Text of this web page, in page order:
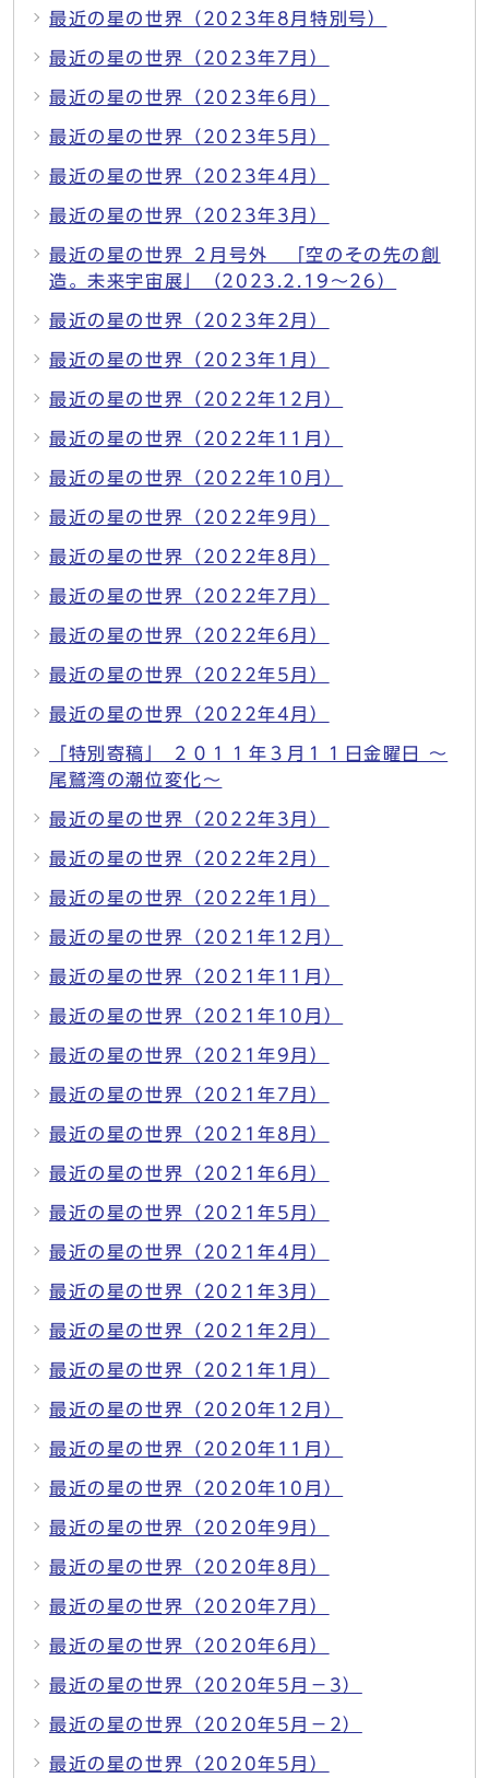
最近の星の世界（2023年8月特別号）
最近の星の世界（2023年7月）
最近の星の世界（2023年6月）
最近の星の世界（2023年5月）
最近の星の世界（2023年4月）
最近の星の世界（2023年3月）
最近の星の世界 ２月号外 「空のその先の創
造。未来宇宙展」（2023.2.19～26）
最近の星の世界（2023年2月）
最近の星の世界（2023年1月）
最近の星の世界（2022年12月）
最近の星の世界（2022年11月）
最近の星の世界（2022年10月）
最近の星の世界（2022年9月）
最近の星の世界（2022年8月）
最近の星の世界（2022年7月）
最近の星の世界（2022年6月）
最近の星の世界（2022年5月）
最近の星の世界（2022年4月）
「特別寄稿」 ２０１１年３月１１日金曜日 ～
尾鷲湾の潮位変化～
最近の星の世界（2022年3月）
最近の星の世界（2022年2月）
最近の星の世界（2022年1月）
最近の星の世界（2021年12月）
最近の星の世界（2021年11月）
最近の星の世界（2021年10月）
最近の星の世界（2021年9月）
最近の星の世界（2021年7月）
最近の星の世界（2021年8月）
最近の星の世界（2021年6月）
最近の星の世界（2021年5月）
最近の星の世界（2021年4月）
最近の星の世界（2021年3月）
最近の星の世界（2021年2月）
最近の星の世界（2021年1月）
最近の星の世界（2020年12月）
最近の星の世界（2020年11月）
最近の星の世界（2020年10月）
最近の星の世界（2020年9月）
最近の星の世界（2020年8月）
最近の星の世界（2020年7月）
最近の星の世界（2020年6月）
最近の星の世界（2020年5月－3）
最近の星の世界（2020年5月－2）
最近の星の世界（2020年5月）